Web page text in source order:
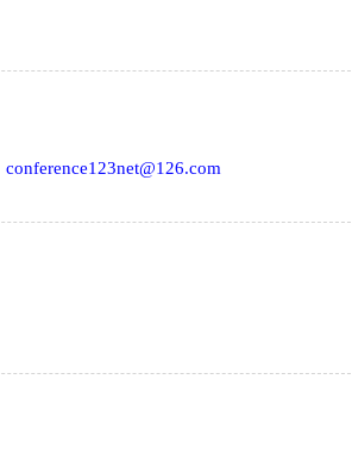
conference123net@126.com